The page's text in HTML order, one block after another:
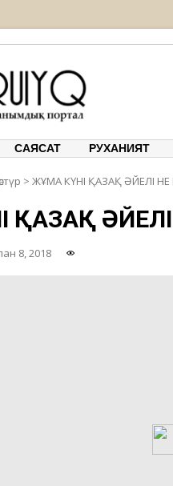
САЯСАТ РУХАНИЯТ
> ЖҰМА КҮНІ ҚАЗАҚ ӘЙЕЛІ НЕ
ҚАЗАҚ ӘЙЕЛІ
8, 2018